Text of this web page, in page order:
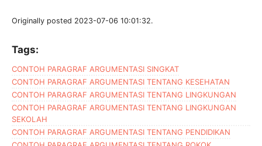
Originally posted 2023-07-06 10:01:32.
Tags:
CONTOH PARAGRAF ARGUMENTASI SINGKAT
CONTOH PARAGRAF ARGUMENTASI TENTANG KESEHATAN
CONTOH PARAGRAF ARGUMENTASI TENTANG LINGKUNGAN
CONTOH PARAGRAF ARGUMENTASI TENTANG LINGKUNGAN
SEKOLAH
CONTOH PARAGRAF ARGUMENTASI TENTANG PENDIDIKAN